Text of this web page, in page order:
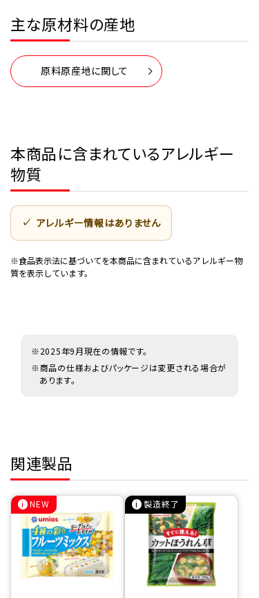
主な原材料の産地
原料原産地に関して
本商品に含まれているアレルギー
物質
アレルギー情報はありません
※食品表示法に基づいてを本商品に含まれているアレルギー物
質を表示しています。
※2025年9月現在の情報です。
※商品の仕様およびパッケージは変更される場合が
あります。
関連製品
NEW 製造終了